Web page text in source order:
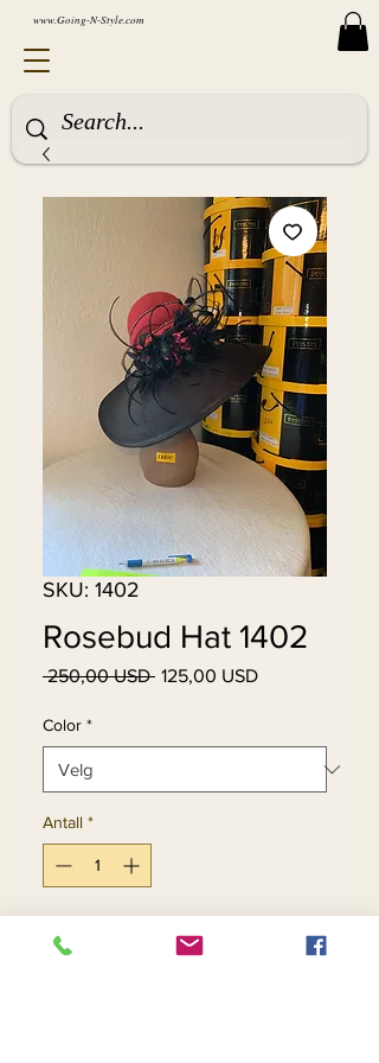
www.Going-N-Style.com
SKU: 1402
Rosebud Hat 1402
250,00 USD Vanlig
125,00 USDSalgspris
Color *
Antall *
Legg til i handlekurv